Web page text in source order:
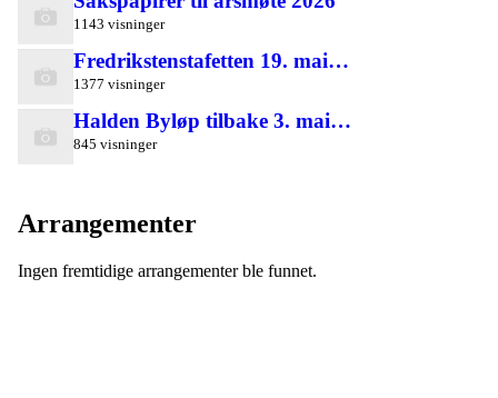
1143 visninger
Fredrikstenstafetten 19. mai…
1377 visninger
Halden Byløp tilbake 3. mai…
845 visninger
Arrangementer
Ingen fremtidige arrangementer ble funnet.